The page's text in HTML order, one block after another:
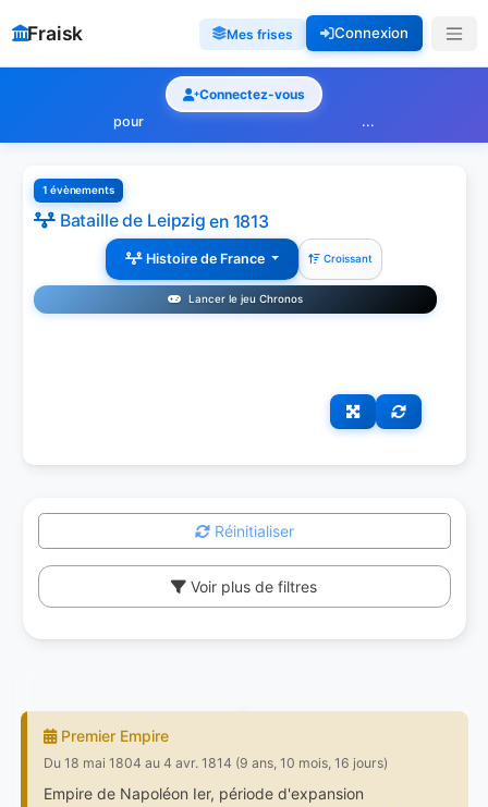
Fraisk Mes frises Connexion
Connectez-vous
pour
...
1 évènements
Bataille de Leipzig en 1813
Histoire de France Croissant
Lancer le jeu Chronos
Réinitialiser
Voir plus de filtres
Premier Empire
Du 18 mai 1804 au 4 avr. 1814 (9 ans, 10 mois, 16 jours)
Empire de Napoléon Ier, période d'expansion